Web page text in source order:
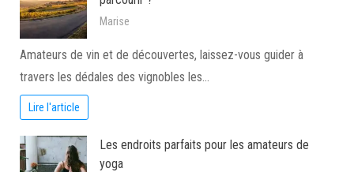
Marise
Amateurs de vin et de découvertes, laissez-vous guider à
travers les dédales des vignobles les…
Lire l'article
Les endroits parfaits pour les amateurs de
yoga